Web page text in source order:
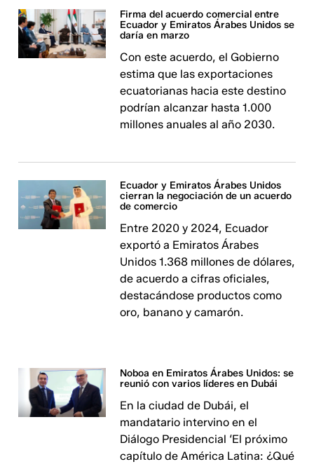
Firma del acuerdo comercial entre
Ecuador y Emiratos Árabes Unidos se
daría en marzo
Con este acuerdo, el Gobierno
estima que las exportaciones
ecuatorianas hacia este destino
podrían alcanzar hasta 1.000
millones anuales al año 2030.
Ecuador y Emiratos Árabes Unidos
cierran la negociación de un acuerdo
de comercio
Entre 2020 y 2024, Ecuador
exportó a Emiratos Árabes
Unidos 1.368 millones de dólares,
de acuerdo a cifras oficiales,
destacándose productos como
oro, banano y camarón.
Noboa en Emiratos Árabes Unidos: se
reunió con varios líderes en Dubái
En la ciudad de Dubái, el
mandatario intervino en el
Diálogo Presidencial ‘El próximo
capítulo de América Latina: ¿Qué